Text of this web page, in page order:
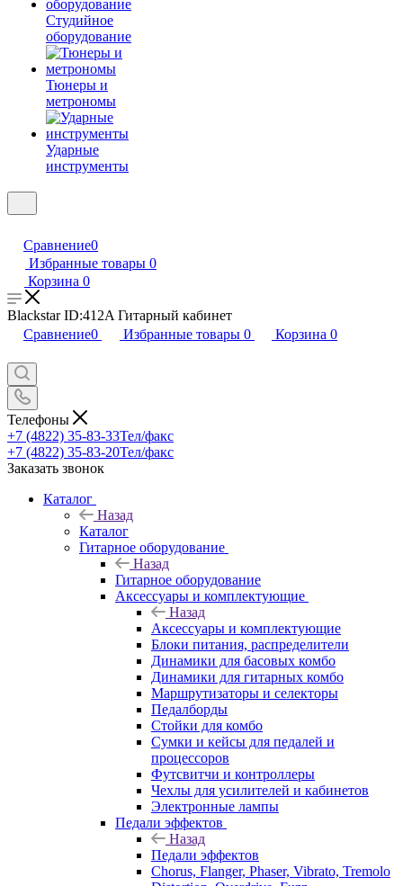
Студийное
оборудование
Тюнеры и
метрономы
Ударные
инструменты
Сравнение0
Избранные товары 0
Корзина 0
Blackstar ID:412A Гитарный кабинет
Сравнение0 Избранные товары 0 Корзина 0
Телефоны
+7 (4822) 35-83-33Тел/факс
+7 (4822) 35-83-20Тел/факс
Заказать звонок
Каталог
Назад
Каталог
Гитарное оборудование
Назад
Гитарное оборудование
Аксессуары и комплектующие
Назад
Аксессуары и комплектующие
Блоки питания, распределители
Динамики для басовых комбо
Динамики для гитарных комбо
Маршрутизаторы и селекторы
Педалборды
Стойки для комбо
Сумки и кейсы для педалей и
процессоров
Футсвитчи и контроллеры
Чехлы для усилителей и кабинетов
Электронные лампы
Педали эффектов
Назад
Педали эффектов
Chorus, Flanger, Phaser, Vibrato, Tremolo